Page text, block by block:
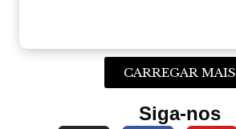
CARREGAR MAIS
Siga-nos